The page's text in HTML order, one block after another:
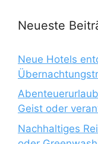
Neueste
Neue Hotels
Geist oder
Nachhaltiges